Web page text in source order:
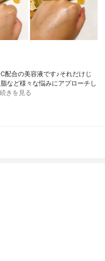
配合の美容液です♪それだけじ
など様々な悩みにアプローチし
続きを見る